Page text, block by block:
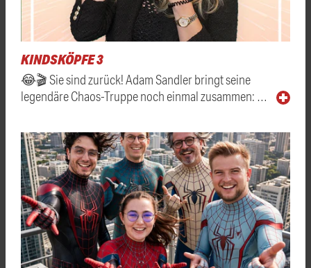
KINDSKÖPFE 3
😂🎬 Sie sind zurück! Adam Sandler bringt seine
legendäre Chaos-Truppe noch einmal zusammen: …